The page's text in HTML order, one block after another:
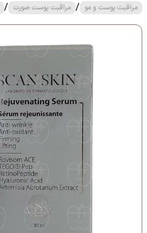
مراقبت پوست و مو / مراقبت پوست صورت /